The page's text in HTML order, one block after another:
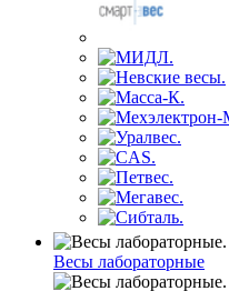
Весы лабораторные